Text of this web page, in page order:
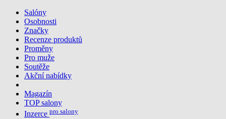
Salóny
Osobnosti
Značky
Recenze produktů
Proměny
Pro muže
Soutěže
Akční nabídky
Magazín
TOP salony
Inzerce pro salony